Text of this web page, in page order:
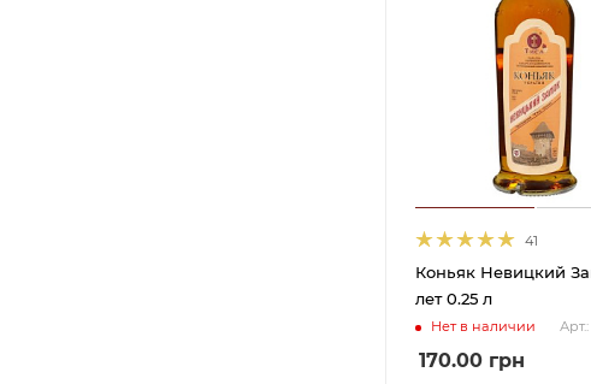
41
Коньяк Невицкий
лет 0.25 л
Нет в наличии
170.00 грн